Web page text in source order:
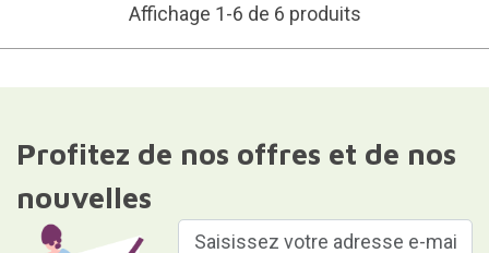
Affichage 1-6 de 6 produits
Profitez de nos offres et de nos
nouvelles